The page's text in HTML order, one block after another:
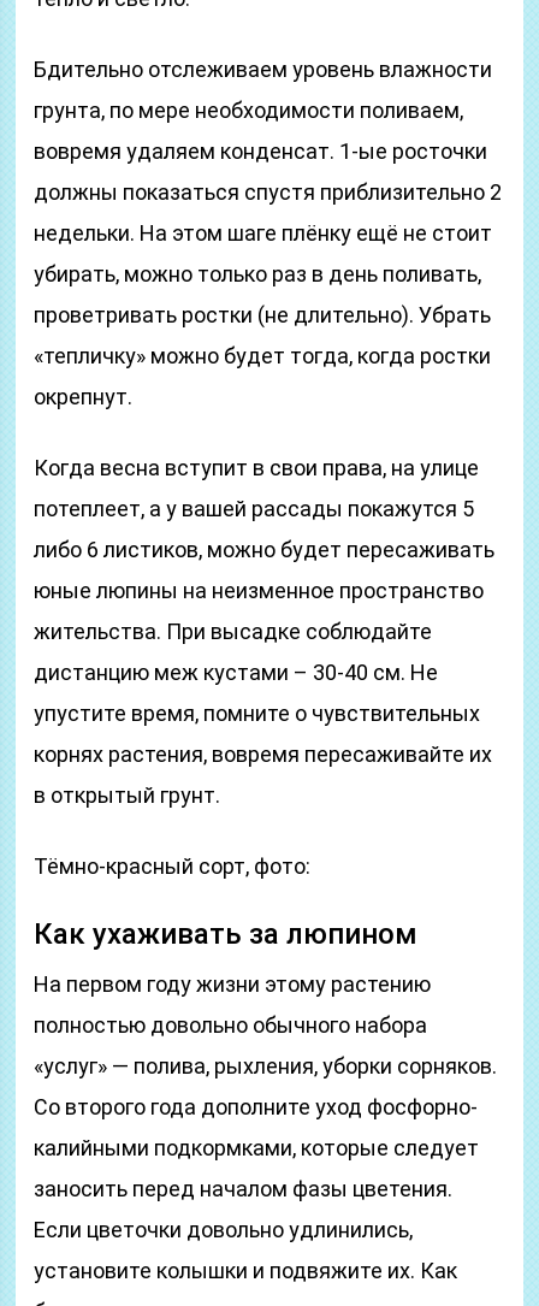
Бдительно отслеживаем уровень влажности
грунта, по мере необходимости поливаем,
вовремя удаляем конденсат. 1-ые росточки
должны показаться спустя приблизительно 2
недельки. На этом шаге плёнку ещё не стоит
убирать, можно только раз в день поливать,
проветривать ростки (не длительно). Убрать
«тепличку» можно будет тогда, когда ростки
окрепнут.
Когда весна вступит в свои права, на улице
потеплеет, а у вашей рассады покажутся 5
либо 6 листиков, можно будет пересаживать
юные люпины на неизменное пространство
жительства. При высадке соблюдайте
дистанцию меж кустами – 30-40 см. Не
упустите время, помните о чувствительных
корнях растения, вовремя пересаживайте их
в открытый грунт.
Тёмно-красный сорт, фото:
Как ухаживать за люпином
На первом году жизни этому растению
полностью довольно обычного набора
«услуг» — полива, рыхления, уборки сорняков.
Со второго года дополните уход фосфорно-
калийными подкормками, которые следует
заносить перед началом фазы цветения.
Если цветочки довольно удлинились,
установите колышки и подвяжите их. Как